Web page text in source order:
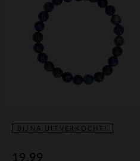
BIJNA UITVERKOCHT!
19.99